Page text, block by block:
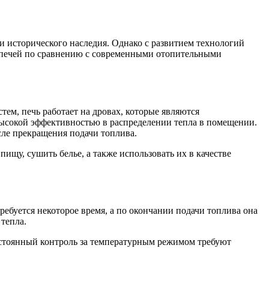
наследия. Однако с развитием технологий
по сравнению с современными отопительными
печь работает на дровах, которые являются
эффективностью в распределении тепла в помещении.
прекращения подачи топлива.
сушить белье, а также использовать их в качестве
некоторое время, а по окончании подачи топлива она
контроль за температурным режимом требуют